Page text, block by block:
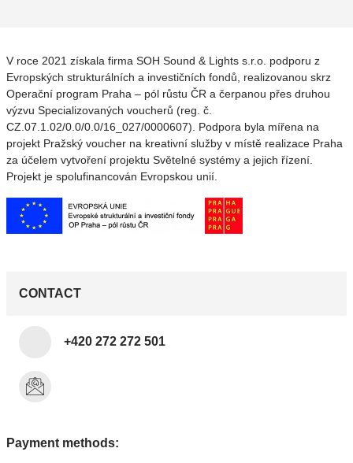
V roce 2021 získala firma SOH Sound & Lights s.r.o. podporu z
Evropských strukturálních a investičních fondů, realizovanou skrz
Operační program Praha – pól růstu ČR a čerpanou přes druhou
výzvu Specializovaných voucherů (reg. č.
CZ.07.1.02/0.0/0.0/16_027/0000607). Podpora byla mířena na
projekt Pražský voucher na kreativní služby v místě realizace Praha
za účelem vytvoření projektu Světelné systémy a jejich řízení.
Projekt je spolufinancován Evropskou unií.
CONTACT
+420 272 272 501
Payment methods: